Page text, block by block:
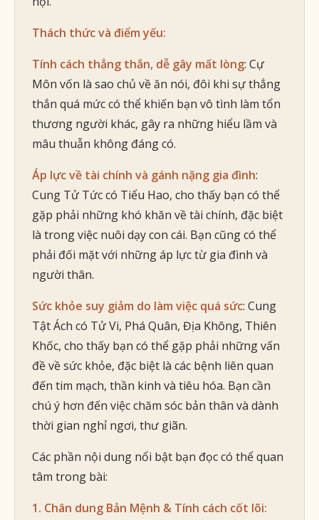
Thách thức và điểm yếu:
Tính cách thẳng thắn, dễ gây mất lòng: Cự
Môn vốn là sao chủ về ăn nói, đôi khi sự thẳng
thắn quá mức có thể khiến bạn vô tình làm tổn
thương người khác, gây ra những hiểu lầm và
mâu thuẫn không đáng có.
Áp lực về tài chính và gánh nặng gia đình:
Cung Tử Tức có Tiểu Hao, cho thấy bạn có thể
gặp phải những khó khăn về tài chính, đặc biệt
là trong việc nuôi dạy con cái. Bạn cũng có thể
phải đối mặt với những áp lực từ gia đình và
người thân.
Sức khỏe suy giảm do làm việc quá sức: Cung
Tật Ách có Tử Vi, Phá Quân, Địa Không, Thiên
Khốc, cho thấy bạn có thể gặp phải những vấn
đề về sức khỏe, đặc biệt là các bệnh liên quan
đến tim mạch, thần kinh và tiêu hóa. Bạn cần
chú ý hơn đến việc chăm sóc bản thân và dành
thời gian nghỉ ngơi, thư giãn.
Các phần nội dung nổi bật bạn đọc có thể quan
tâm trong bài:
1. Chân dung Bản Mệnh & Tính cách cốt lõi: